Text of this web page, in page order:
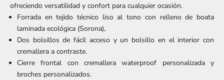
ofreciendo versatilidad y confort para cualquier ocasión.
Forrada en tejido técnico liso al tono con relleno de boata
laminada ecológica (Sorona),
Dos bolsillos de fácil acceso y un bolsillo en el interior con
cremallera a contraste.
Cierre frontal con cremallera waterproof personalizada y
broches personalizados.